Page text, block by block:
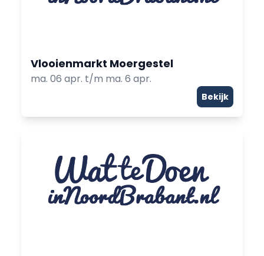
Vlooienmarkt Moergestel
ma. 06 apr. t/m ma. 6 apr.
Bekijk